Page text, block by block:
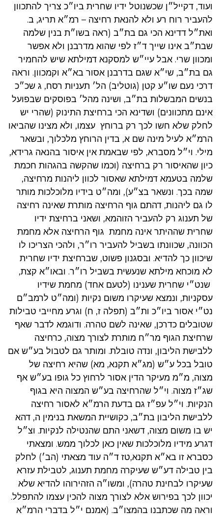
ועוד, דקייל״ן שכשנוטל ידיו שחרית ביו״כ צריך להתכוון
להעביר רוח רע ולא להנאת רחיצה – רמ״א תריג, ב.
ואת״ל דדינא הכי גם בת״ב (ראה בשו״ת בנין שלמה
שבת״ב אינו שייך ד״ז לפי שהוא מדרבנן ולא אפשר
ומכוון שרי. אבל עיי״ש למסקנא דמילתא שיש להחמיר
גם בת״ב, שי״א שגם בדרבנן אסור בא״א וקמכוון. וראה
דרכי נעם שו״ע קטן (גוטליב) הל׳ תעניות רסח, ג שכ״כ
בנשים המבשלות בת״ב, ושינה מהל׳ בפוסקים שבפועל
אינם מתכוונים) ושדינא הכי ברחיצת התינוק (שהרי יש
לחלק שלא חשו לכך רק ברוחץ עצמו, ולא מצינו שהביאו
הרמ״א לעיל מינה שם א, בדין הרוחץ מלכלוך, ובשאר
מילי. וי״ל מסברא, לפי שבאמת אין איסור בהנאה גרידא,
כיון שהאיסור רק ברחיצה (וכמו שהקשה בהגהות חכמת
שלמה בטעמא דמילתא שאסור לכוון ליהנות מרחיצה,
שמה בכך. ונשאר בצ״ע), ומה״ט בידיו מלוכלכות מותר
לו גם ליהנות, דהתם גוף הרחיצה מותרת שאינה רחיצה
של תענוג רק להעביר הזוהמא, ושאני ברחיצת ידיו
שחרית שההיתר אינה מחמת גוף הרחיצה אלא מחמת
הכוונה, שכוונתו בשביל להעביר רו״ר, ולהכי הצריכו לו
שיכוון כך להדיא. ובסגנון פשוט, שברחיצת ידיו שחרית
לא מוכחא מילתא שנעשית בשביל רו״ר. ובאו״א קצת,
שנט״י שחרית שענינו (לטעם אחד) מחמת שידיו
עסקניות, ונמצא שעיקרו משום נקיות (ומה״ט לרמב״ם
נט״י אסור ביו״כ ות״ב (תפלה ז, ח) וגרע מחייבי טבילות
שטובלים כדרכן, שאינה לשם טהרה. ודוגמא לדבר שאף
שרחיצת הגוף מר״ח מותרת לצורך מצוה, כרחיצה
ללבישת הליבון, ונדה טובלת. ומותר גם לטבול בע״ש אם
טובל בכל ע״ש (מג״א תקנא, מא) שהיא רחיצה של
מצוה, מ״מ מעיקר הדין אסור לרחוץ כל גופו בע״ש אף
שג״ז מצוה. וי״ל שהרחיצה בע״ש המצוה היא בגוף
הנקיות. וי״ל עפ״ז גם בדעת הרמ״א לאסור רחיצה
ללבישת הליבון בת״ב, כקושיית המשאת בנימין ה, דהא
יש בו משום מצוה, דשאני התם שהנטילה לנקיות. וצ״ל
דגרע מידיו מלוכלכות שאין כאן לכלוך ממש. ומצאתי
כסברא זו בא״א תקנא,טז ד״ה עוד מצאתי (הב׳) לחלק
בין טבילה דע״ש שעיקרה מחמת תענוג, לטבילת עזרא
שעיקרו לבחינת טהרה), ומשו״ה הזהירוהו להדיא שלא
יכוון לכך בפירוש אלא לצורך מצוה להכין עצמו להתפלל.
וראה מה שכתבנו בהמצו״ב. (אמנם י״ל בדברי הרמ״א